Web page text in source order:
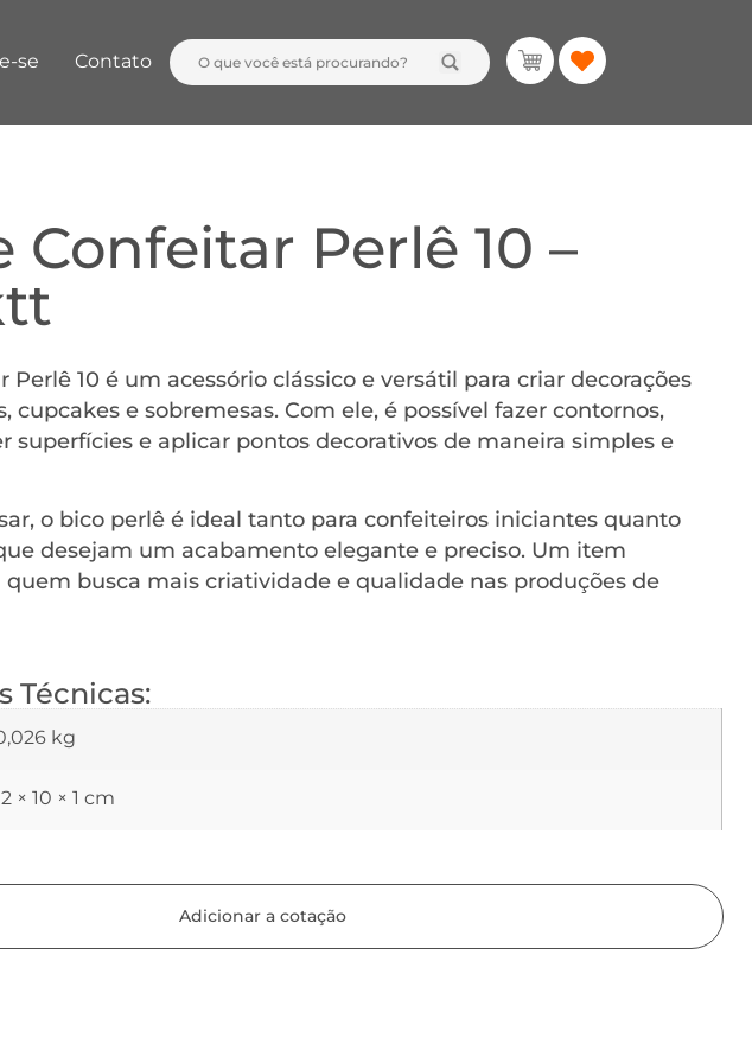
se Contato
Confeitar Perlê 10 –
Perlê 10 é um acessório clássico e versátil para criar decorações
cupcakes e sobremesas. Com ele, é possível fazer contornos,
superfícies e aplicar pontos decorativos de maneira simples e
o bico perlê é ideal tanto para confeiteiros iniciantes quanto
desejam um acabamento elegante e preciso. Um item
quem busca mais criatividade e qualidade nas produções de
Técnicas:
kg
× 10 × 1 cm
Adicionar a cotação